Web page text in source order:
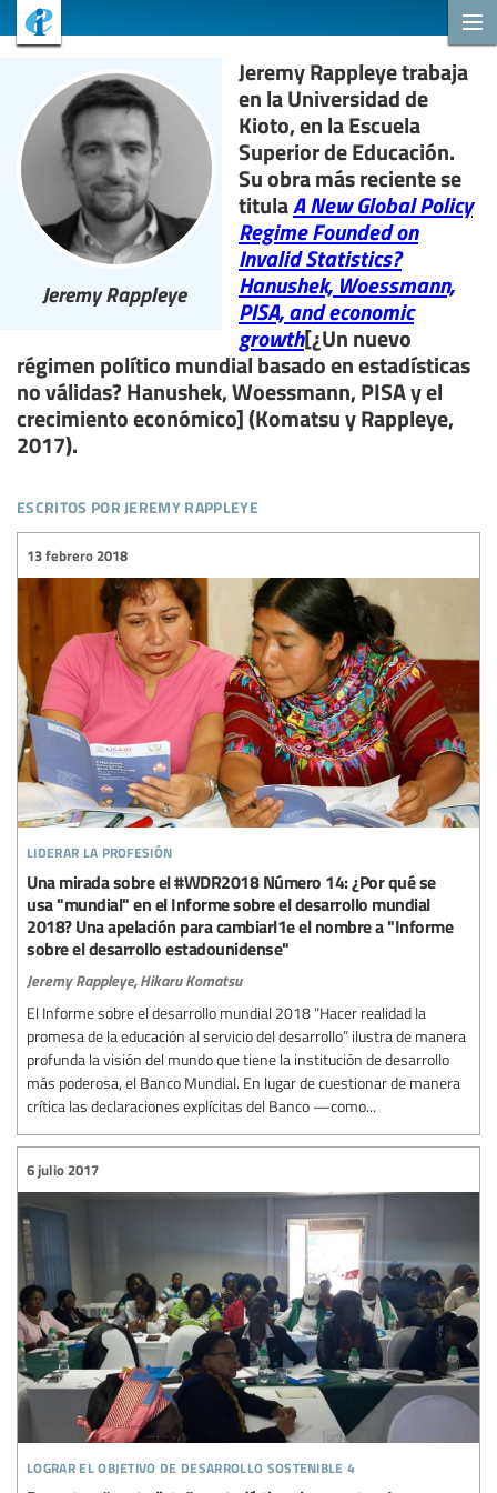
Jeremy Rappleye
Jeremy Rappleye trabaja
en la Universidad de
Kioto, en la Escuela
Superior de Educación.
Su obra más reciente se
titulaA New Global Policy
Regime Founded on
Invalid Statistics?
Hanushek, Woessmann,
PISA, and economic
growth[¿Un nuevo
régimen político mundial basado en estadísticas
no válidas? Hanushek, Woessmann, PISA y el
crecimiento económico] (Komatsu y Rappleye,
2017).
escritos por jeremy rappleye
liderar la profesión
13 febrero 2018
Una mirada sobre el #WDR2018 Número 14: ¿Por qué se
usa "mundial" en el Informe sobre el desarrollo mundial
2018? Una apelación para cambiarl1e el nombre a "Informe
sobre el desarrollo estadounidense"
Jeremy Rappleye, Hikaru Komatsu
El Informe sobre el desarrollo mundial 2018 “Hacer realidad la
promesa de la educación al servicio del desarrollo” ilustra de manera
profunda la visión del mundo que tiene la institución de desarrollo
más poderosa, el Banco Mundial. En lugar de cuestionar de manera
crítica las declaraciones explícitas del Banco —como...
lograr el objetivo de desarrollo sostenible 4
6 julio 2017